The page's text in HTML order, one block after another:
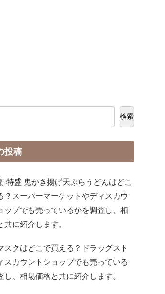
検索
投稿
特盛 鬼かき揚げ天ぷらうどんはどこ
？スーパーマーケットやディスカウ
ップでも売っているかを調査し、相
共に紹介します。
スクはどこで買える？ドラッグスト
スカウントショップでも売っている
し、相場価格と共に紹介します。